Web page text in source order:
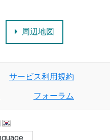
周辺地図
サービス利用規約
フォーラム